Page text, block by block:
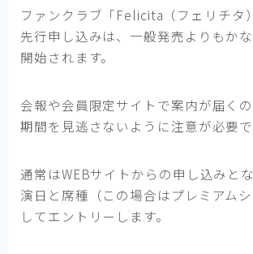
ファンクラブ「Felicita（フェリチタ
先行申し込みは、一般発売よりもか
開始されます。
会報や会員限定サイトで案内が届く
期間を見逃さないように注意が必要で
通常はWEBサイトからの申し込みと
演日と席種（この場合はプレミアム
してエントリーします。